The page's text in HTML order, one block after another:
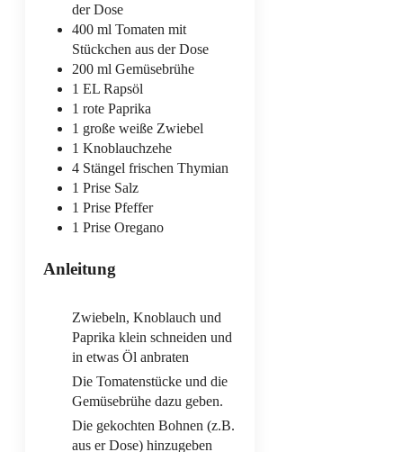
der Dose
400 ml Tomaten mit
Stückchen aus der Dose
200 ml Gemüsebrühe
1 EL Rapsöl
1 rote Paprika
1 große weiße Zwiebel
1 Knoblauchzehe
4 Stängel frischen Thymian
1 Prise Salz
1 Prise Pfeffer
1 Prise Oregano
Anleitung
Zwiebeln, Knoblauch und
Paprika klein schneiden und
in etwas Öl anbraten
Die Tomatenstücke und die
Gemüsebrühe dazu geben.
Die gekochten Bohnen (z.B.
aus er Dose) hinzugeben